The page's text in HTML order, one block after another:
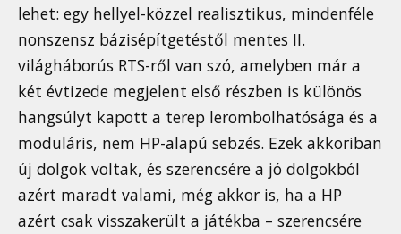
lehet: egy hellyel-közzel realisztikus, mindenféle
nonszensz bázisépítgetéstől mentes II.
világháborús RTS-ről van szó, amelyben már a
két évtizede megjelent első részben is különös
hangsúlyt kapott a terep lerombolhatósága és a
moduláris, nem HP-alapú sebzés. Ezek akkoriban
új dolgok voltak, és szerencsére a jó dolgokból
azért maradt valami, még akkor is, ha a HP
azért csak visszakerült a játékba – szerencsére